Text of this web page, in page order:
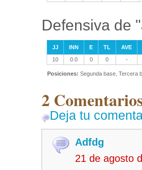
Defensiva de
JJ INN E TL
AVE
10
0.0 0 0 -
Posiciones: Segunda base, Tercera
2
Deja tu
Adfdg
21 de agosto